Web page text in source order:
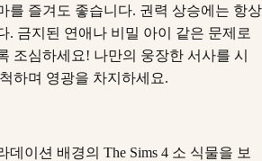
를 즐겨도 좋습니다. 권력 상승에는 항상
. 금지된 연애나 비밀 아이 같은 문제로
조심하세요! 나만의 웅장한 서사를 시
하며 영광을 차지하세요.